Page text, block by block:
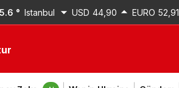
° Istanbul USD 44,90 EURO 52,91